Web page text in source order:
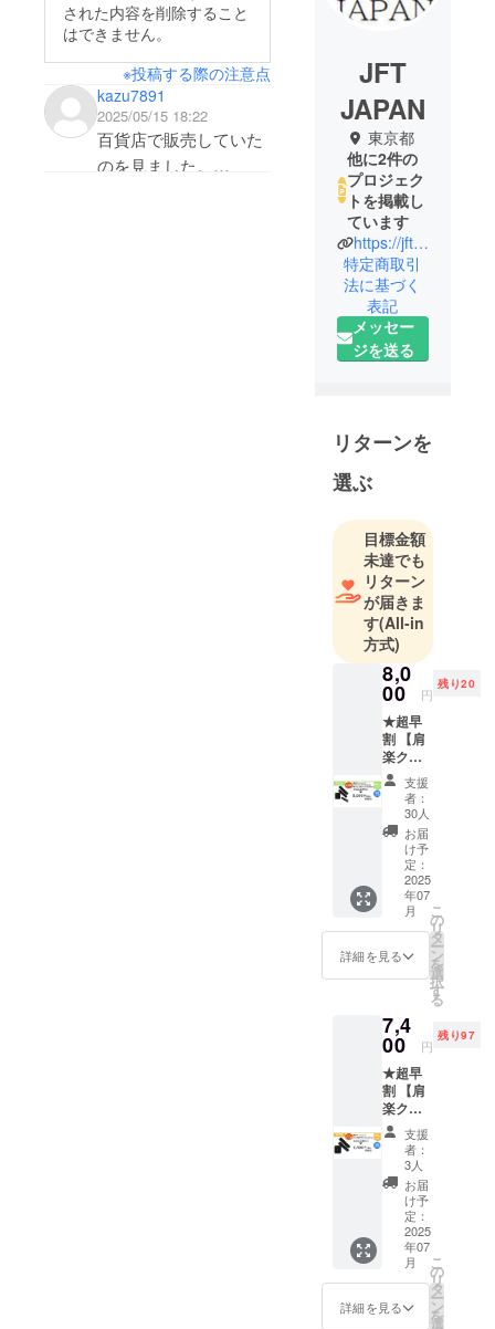
された内容を削除すること
はできません。
※投稿する際の注意点
kazu7891
2025/05/15 18:22
百貨店で販売していた
のを見ました。
JFT
JAPAN
東京都
他に2件の
プロジェク
トを掲載し
ています
https://jftjapan.jp/
特定商取引
法に基づく
表記
メッセー
ジを送る
リターンを
選ぶ
目標金額
未達でも
リターン
が届きま
す(All-in
方式)
8,0
00 円
残り20
★超早
割 【肩
楽クッ
ション
とバッ
クエア
クッ
ション
と軽っ
と！楽
クッ
ション
セッ
ト】 ・
一般販
売予定
13,830
円(税込)
・
42％OF
F→8,00
0円(税
込) ・50
個限定
・肩楽
クッ
ション
本体1
個/バッ
クエア
クッ
ション
本体1
支援
者：
30人
お届
け予
定：
2025
年07
月
詳細を見る
こ
の
リ
タ
ー
ン
を
選
択
す
る
7,4
00 円
残り97
★超早
割 【肩
楽クッ
ション
とバッ
クエア
クッ
ション
セッ
ト】 ・
一般販
売予定
価格：
11,330
円(税込)
支援
者：
3人
お届
け予
定：
2025
年07
月
詳細を見る
こ
の
リ
タ
ー
ン
を
選